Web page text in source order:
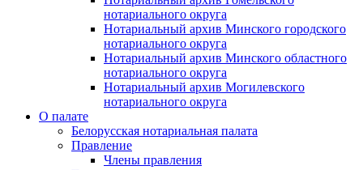
нотариального округа
Нотариальный архив Минского городского
нотариального округа
Нотариальный архив Минского областного
нотариального округа
Нотариальный архив Могилевского
нотариального округа
О палате
Белорусская нотариальная палата
Правление
Члены правления